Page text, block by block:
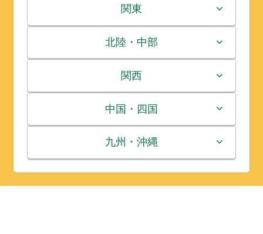
北海道
青森県
岩手県
宮城県
秋田県
山形県
関東
茨城県
栃木県
群馬県
埼玉県
千葉県
北陸・中部
新潟県
富山県
石川県
福井県
関西
三重県
滋賀県
京都府
中国・四国
鳥取県
島根県
九州・沖縄
福岡県